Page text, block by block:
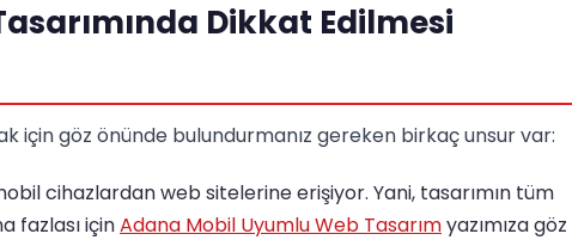
Dikkat Edilmesi
için göz önünde bulundurmanız gereken birkaç unsur var:
mobil cihazlardan web sitelerine erişiyor. Yani, tasarımın tüm
fazlası içinAdana Mobil Uyumlu Web Tasarımyazımıza göz